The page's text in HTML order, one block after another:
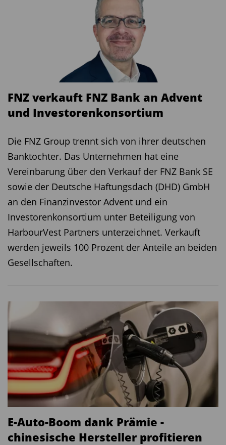
FNZ verkauft FNZ Bank an Advent
und Investorenkonsortium
Die FNZ Group trennt sich von ihrer deutschen
Banktochter. Das Unternehmen hat eine
Vereinbarung über den Verkauf der FNZ Bank SE
sowie der Deutsche Haftungsdach (DHD) GmbH
an den Finanzinvestor Advent und ein
Investorenkonsortium unter Beteiligung von
HarbourVest Partners unterzeichnet. Verkauft
werden jeweils 100 Prozent der Anteile an beiden
Gesellschaften.
E-Auto-Boom dank Prämie -
chinesische Hersteller profitieren